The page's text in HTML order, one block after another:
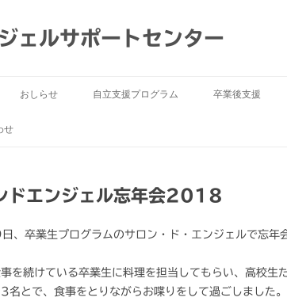
ェルサポートセンター
おしらせ 自立支援プログラム 卒業後支援
せ
ドエンジェル忘年会2018
、卒業生プログラムのサロン・ド・エンジェルで忘年
を続けている卒業生に料理を担当してもらい、高校生
名とで、食事をとりながらお喋りをして過ごしました。